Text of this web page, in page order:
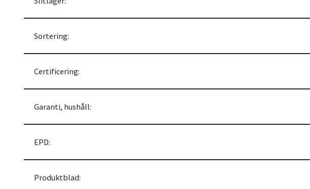
Sortering:
Certificering:
Garanti, hushåll:
EPD:
Produktblad: